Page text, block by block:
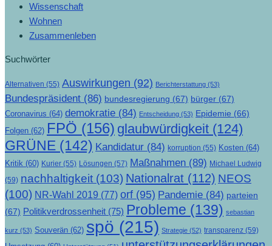
Wissenschaft
Wohnen
Zusammenleben
Suchwörter
Alternativen (55) Auswirkungen (92) Berichterstattung (53)
Bundespräsident (86) bundesregierung (67) bürger (67)
Coronavirus (64) demokratie (84) Entscheidung (53) Epidemie (66)
Folgen (62) FPÖ (156) glaubwürdigkeit (124)
GRÜNE (142) Kandidatur (84) korruption (55) Kosten (64)
Kritik (60) Kurier (55) Lösungen (57) Maßnahmen (89) Michael Ludwig
(59) nachhaltigkeit (103) Nationalrat (112) NEOS
(100) NR-Wahl 2019 (77) orf (95) Pandemie (84) parteien
(67) Politikverdrossenheit (75) Probleme (139) sebastian
kurz (53) Souverän (62) spö (215) Strategie (52) transparenz (59)